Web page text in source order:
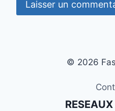
© 2026